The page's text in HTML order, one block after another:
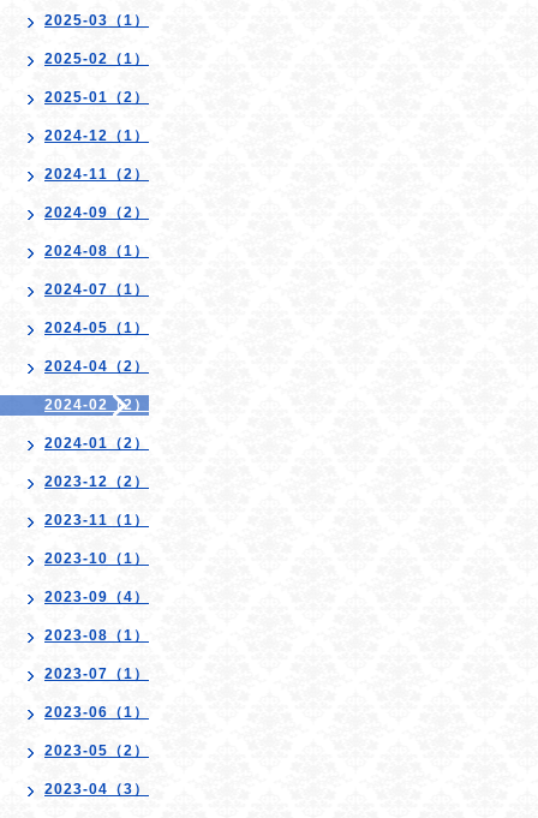
2025-03（1）
2025-02（1）
2025-01（2）
2024-12（1）
2024-11（2）
2024-09（2）
2024-08（1）
2024-07（1）
2024-05（1）
2024-04（2）
2024-02（2）
2024-01（2）
2023-12（2）
2023-11（1）
2023-10（1）
2023-09（4）
2023-08（1）
2023-07（1）
2023-06（1）
2023-05（2）
2023-04（3）